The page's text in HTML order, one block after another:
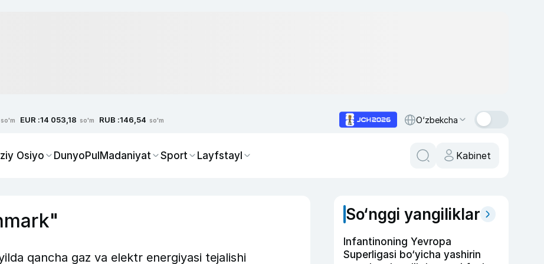
so'm EUR :14 053,18 so'm RUB :146,54 so'm O‘zbekcha
Osiyo DunyoPulMadaniyat Sport Layfstayl Kabinet
qancha gaz va elektr energiyasi tejalishi
So‘nggi yangiliklar
Infantinoning Yevropa
Superligasi bo‘yicha yashirin